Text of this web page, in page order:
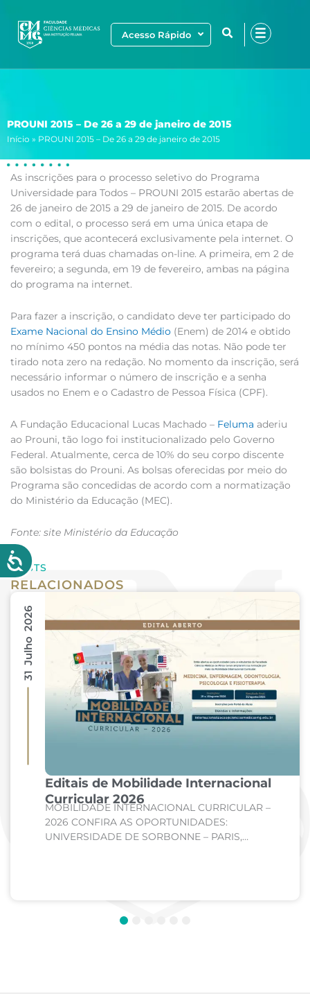
para
Acesso Rápido
PROUNI 2015 – De 26 a 29 de janeiro de 2015
Início » PROUNI 2015 – De 26 a 29 de janeiro de 2015
As inscrições para o processo seletivo do Programa
Universidade para Todos – PROUNI 2015 estarão abertas de
26 de janeiro de 2015 a 29 de janeiro de 2015. De acordo
com o edital, o processo será em uma única etapa de
inscrições, que acontecerá exclusivamente pela internet. O
programa terá duas chamadas on-line. A primeira, em 2 de
fevereiro; a segunda, em 19 de fevereiro, ambas na página
do programa na internet.
Para fazer a inscrição, o candidato deve ter participado do
Exame Nacional do Ensino Médio (Enem) de 2014 e obtido
no mínimo 450 pontos na média das notas. Não pode ter
tirado nota zero na redação. No momento da inscrição, será
necessário informar o número de inscrição e a senha
usados no Enem e o Cadastro de Pessoa Física (CPF).
A Fundação Educacional Lucas Machado – Feluma aderiu
ao Prouni, tão logo foi institucionalizado pelo Governo
Federal. Atualmente, cerca de 10% do seu corpo discente
são bolsistas do Prouni. As bolsas oferecidas por meio do
Programa são concedidas de acordo com a normatização
do Ministério da Educação (MEC).
Fonte: site Ministério da Educação
POSTS
RELACIONADOS
Editais de Mobilidade Internacional
Curricular 2026
MOBILIDADE INTERNACIONAL CURRICULAR –
2026 CONFIRA AS OPORTUNIDADES:
UNIVERSIDADE DE SORBONNE – PARIS,
31 Julho 2026
4